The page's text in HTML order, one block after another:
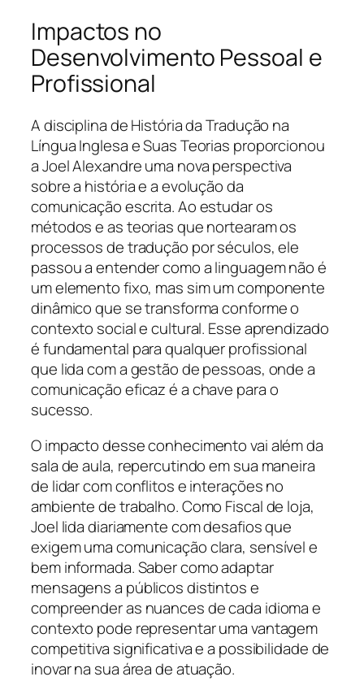
Impactos no
Desenvolvimento Pessoal e
Profissional
A disciplina de História da Tradução na
Língua Inglesa e Suas Teorias proporcionou
a Joel Alexandre uma nova perspectiva
sobre a história e a evolução da
comunicação escrita. Ao estudar os
métodos e as teorias que nortearam os
processos de tradução por séculos, ele
passou a entender como a linguagem não é
um elemento fixo, mas sim um componente
dinâmico que se transforma conforme o
contexto social e cultural. Esse aprendizado
é fundamental para qualquer profissional
que lida com a gestão de pessoas, onde a
comunicação eficaz é a chave para o
sucesso.
O impacto desse conhecimento vai além da
sala de aula, repercutindo em sua maneira
de lidar com conflitos e interações no
ambiente de trabalho. Como Fiscal de loja,
Joel lida diariamente com desafios que
exigem uma comunicação clara, sensível e
bem informada. Saber como adaptar
mensagens a públicos distintos e
compreender as nuances de cada idioma e
contexto pode representar uma vantagem
competitiva significativa e a possibilidade de
inovar na sua área de atuação.